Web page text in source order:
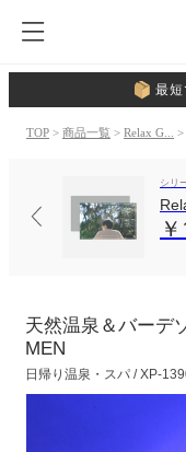
最
TOP > 商品一覧 > Relax G... >
シリ
天然温泉＆バーデ
MEN
日帰り温泉・スパ / XP-